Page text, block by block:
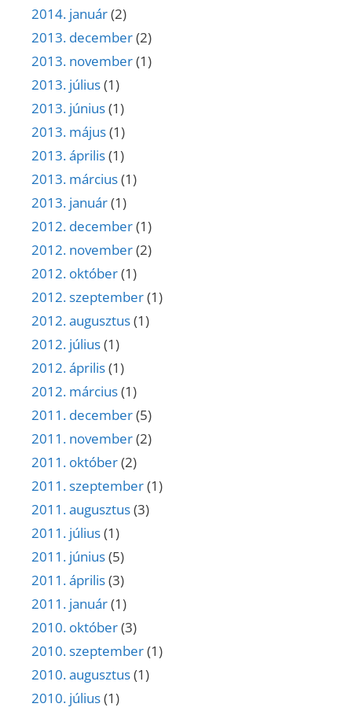
2014. január(2)
2013. december(2)
2013. november(1)
2013. július(1)
2013. június(1)
2013. május(1)
2013. április(1)
2013. március(1)
2013. január(1)
2012. december(1)
2012. november(2)
2012. október(1)
2012. szeptember(1)
2012. augusztus(1)
2012. július(1)
2012. április(1)
2012. március(1)
2011. december(5)
2011. november(2)
2011. október(2)
2011. szeptember(1)
2011. augusztus(3)
2011. július(1)
2011. június(5)
2011. április(3)
2011. január(1)
2010. október(3)
2010. szeptember(1)
2010. augusztus(1)
2010. július(1)